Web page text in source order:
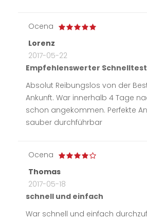
Ocena
Lorenz
2017-05-22
Empfehlenswerter Schnelltest
Absolut Reibungslos von der
Ankunft. War innerhalb 4 Tage
schon angekommen. Perfekte
sauber durchführbar
Ocena
Thomas
2017-05-18
schnell und einfach
War schnell und einfach